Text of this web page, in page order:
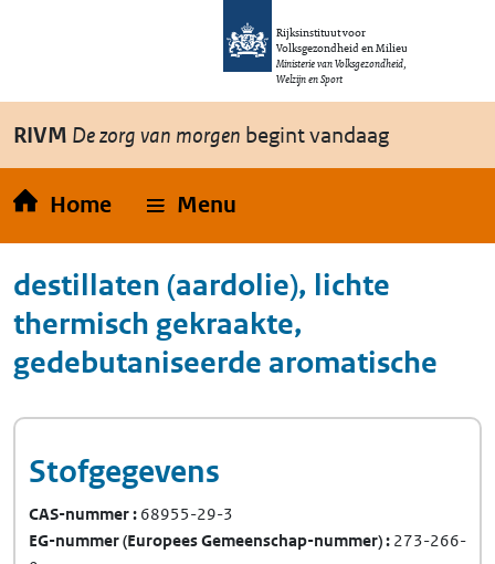
Overslaan en naar de inhoud gaan
Rijksinstituut voor
Volksgezondheid en Milieu
Ministerie van Volksgezondheid,
Welzijn en Sport
RIVM De zorg van morgen begint vandaag
Home Menu
destillaten (aardolie), lichte
thermisch gekraakte,
gedebutaniseerde aromatische
Stofgegevens
CAS-nummer 68955-29-3
EG-nummer(Europees Gemeenschap-nummer) 273-266-